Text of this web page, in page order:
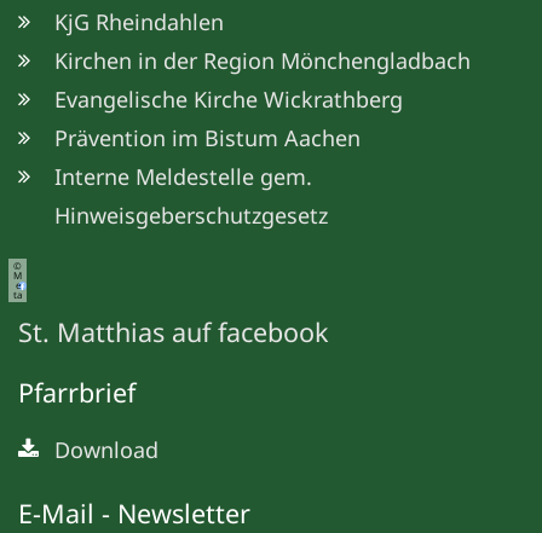
KjG Rheindahlen
Kirchen in der Region Mönchengladbach
Evangelische Kirche Wickrathberg
Prävention im Bistum Aachen
Interne Meldestelle gem.
Hinweisgeberschutzgesetz
©
M
e
ta
St. Matthias auf facebook
Pfarrbrief
Download
E-Mail - Newsletter